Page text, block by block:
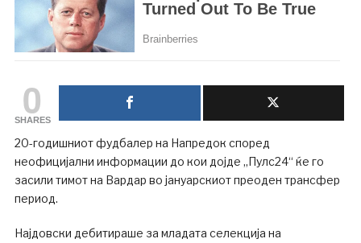
0
SHARES
20-годишниот фудбалер на Напредок според
неофицијални информации до кои дојде „Пулс24“ ќе го
засили тимот на Вардар во јануарскиот преоден трансфер
период.
Најдовски дебитираше за младата селекција на